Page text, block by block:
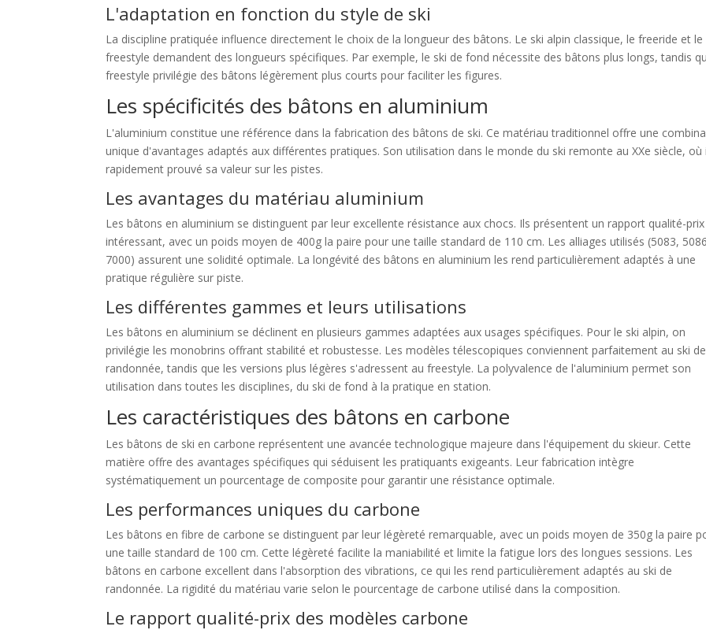
L'adaptation en fonction du style de ski
La discipline pratiquée influence directement le choix de la longueur des bâtons. Le ski alpin classique, le freeride et le
freestyle demandent des longueurs spécifiques. Par exemple, le ski de fond nécessite des bâtons plus longs, tandis
freestyle privilégie des bâtons légèrement plus courts pour faciliter les figures.
Les spécificités des bâtons en aluminium
L'aluminium constitue une référence dans la fabrication des bâtons de ski. Ce matériau traditionnel offre une
unique d'avantages adaptés aux différentes pratiques. Son utilisation dans le monde du ski remonte au XXe siècle, où
rapidement prouvé sa valeur sur les pistes.
Les avantages du matériau aluminium
Les bâtons en aluminium se distinguent par leur excellente résistance aux chocs. Ils présentent un rapport qualité-prix
intéressant, avec un poids moyen de 400g la paire pour une taille standard de 110 cm. Les alliages utilisés (5083,
7000) assurent une solidité optimale. La longévité des bâtons en aluminium les rend particulièrement adaptés à une
pratique régulière sur piste.
Les différentes gammes et leurs utilisations
Les bâtons en aluminium se déclinent en plusieurs gammes adaptées aux usages spécifiques. Pour le ski alpin, on
privilégie les monobrins offrant stabilité et robustesse. Les modèles télescopiques conviennent parfaitement au ski de
randonnée, tandis que les versions plus légères s'adressent au freestyle. La polyvalence de l'aluminium permet son
utilisation dans toutes les disciplines, du ski de fond à la pratique en station.
Les caractéristiques des bâtons en carbone
Les bâtons de ski en carbone représentent une avancée technologique majeure dans l'équipement du skieur. Cette
matière offre des avantages spécifiques qui séduisent les pratiquants exigeants. Leur fabrication intègre
systématiquement un pourcentage de composite pour garantir une résistance optimale.
Les performances uniques du carbone
Les bâtons en fibre de carbone se distinguent par leur légèreté remarquable, avec un poids moyen de 350g la paire
une taille standard de 100 cm. Cette légèreté facilite la maniabilité et limite la fatigue lors des longues sessions. Les
bâtons en carbone excellent dans l'absorption des vibrations, ce qui les rend particulièrement adaptés au ski de
randonnée. La rigidité du matériau varie selon le pourcentage de carbone utilisé dans la composition.
Le rapport qualité-prix des modèles carbone